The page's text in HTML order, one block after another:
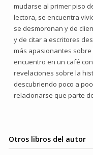
mudarse al primer piso
lectora, se encuentra
se desmoronan y de
y de citar a escritores
más apasionantes
encuentro en un café
revelaciones sobre la
descubriendo poco a
relacionarse que parte
Otros libros del autor